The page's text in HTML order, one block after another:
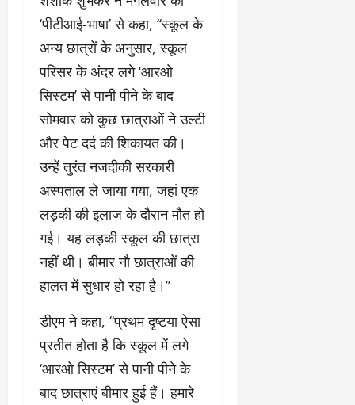
‘पीटीआई-भाषा’ से कहा, ‘‘स्कूल के
अन्य छात्रों के अनुसार, स्कूल
परिसर के अंदर लगे ‘आरओ
सिस्टम’ से पानी पीने के बाद
सोमवार को कुछ छात्राओं ने उल्टी
और पेट दर्द की शिकायत की।
उन्हें तुरंत नजदीकी सरकारी
अस्पताल ले जाया गया, जहां एक
लड़की की इलाज के दौरान मौत हो
गई। यह लड़की स्कूल की छात्रा
नहीं थी। बीमार नौ छात्राओं की
हालत में सुधार हो रहा है।’’
डीएम ने कहा, ‘‘प्रथम दृष्टया ऐसा
प्रतीत होता है कि स्कूल में लगे
‘आरओ सिस्टम’ से पानी पीने के
बाद छात्राएं बीमार हुई हैं। हमारे